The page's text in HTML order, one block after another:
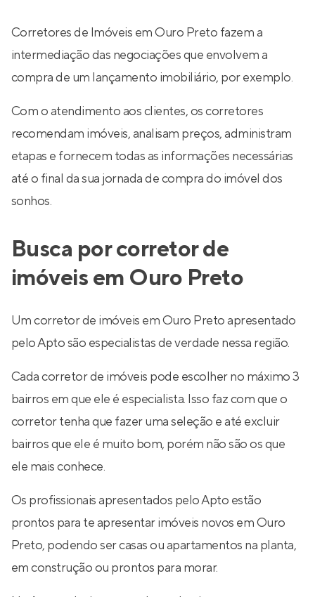
Corretores de Imóveis em Ouro Preto fazem a
intermediação das negociações que envolvem a
compra de um lançamento imobiliário, por exemplo.
Com o atendimento aos clientes, os corretores
recomendam imóveis, analisam preços, administram
etapas e fornecem todas as informações necessárias
até o final da sua jornada de compra do imóvel dos
sonhos.
Busca por corretor de
imóveis em Ouro Preto
Um corretor de imóveis em Ouro Preto apresentado
pelo Apto são especialistas de verdade nessa região.
Cada corretor de imóveis pode escolher no máximo 3
bairros em que ele é especialista. Isso faz com que o
corretor tenha que fazer uma seleção e até excluir
bairros que ele é muito bom, porém não são os que
ele mais conhece.
Os profissionais apresentados pelo Apto estão
prontos para te apresentar imóveis novos em Ouro
Preto, podendo ser casas ou apartamentos na planta,
em construção ou prontos para morar.